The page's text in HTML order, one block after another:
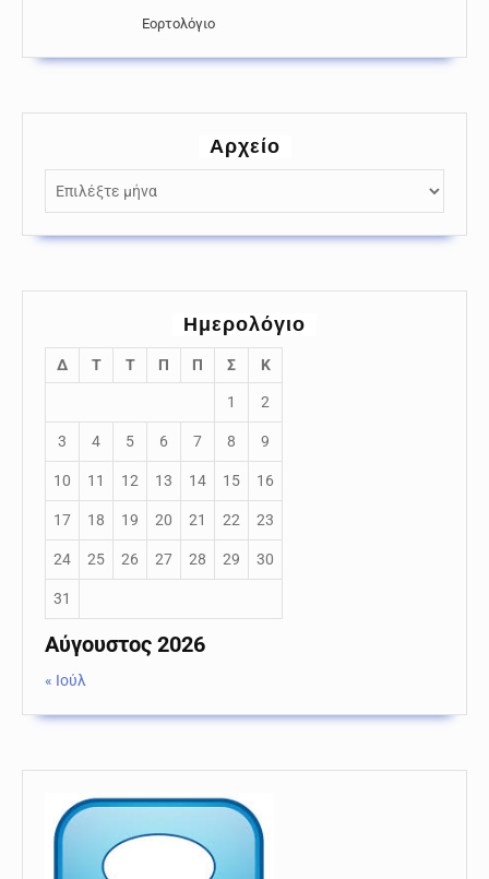
Εορτολόγιο
Αρχείο
Ημερολόγιο
Αύγουστος 2026
Δ Τ Τ Π Π Σ Κ
1 2
3 4 5 6 7 8 9
10 11 12 13 14 15 16
17 18 19 20 21 22 23
24 25 26 27 28 29 30
31
« Ιούλ